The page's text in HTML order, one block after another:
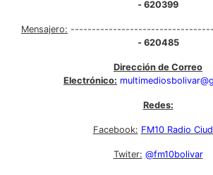
- 620399
Mensajero:
- 620485
Dirección de Correo
Electrónico:
Redes:
Facebook: FM10 Radio
Twiter: @fm10bolivar